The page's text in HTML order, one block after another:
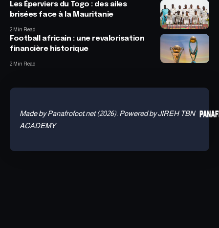
Les Éperviers du Togo : des ailes
brisées face à la Mauritanie
2 Min Read
Football africain : une revalorisation
financière historique
2 Min Read
Made by Panafrofoot.net (2026). Powered by JIREH TBN
ACADEMY